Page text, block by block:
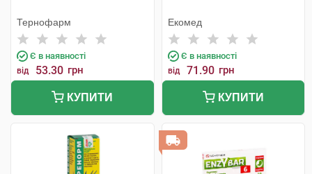
Тернофарм
Є в наявності
від 53.30 грн
КУПИТИ
Екомед
Є в наявності
від 71.90 грн
КУПИТИ